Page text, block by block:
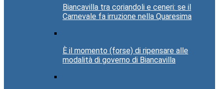
Biancavilla tra coriandoli e ceneri: se il
Carnevale fa irruzione nella Quaresima
È il momento (forse) di ripensare alle
modalità di governo di Biancavilla